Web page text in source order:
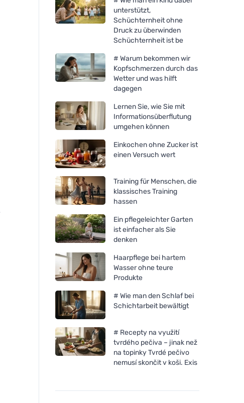
unterstützt,
Schüchternheit ohne
Druck zu überwinden
Schüchternheit ist be
# Warum bekommen wir
Kopfschmerzen durch das
Wetter und was hilft
dagegen
Lernen Sie, wie Sie mit
Informationsüberflutung
umgehen können
Einkochen ohne Zucker ist
einen Versuch wert
Training für Menschen, die
klassisches Training
hassen
Ein pflegeleichter Garten
ist einfacher als Sie
denken
Haarpflege bei hartem
Wasser ohne teure
Produkte
# Wie man den Schlaf bei
Schichtarbeit bewältigt
# Recepty na využití
tvrdého pečiva – jinak než
na topinky Tvrdé pečivo
nemusí skončit v koši. Exis